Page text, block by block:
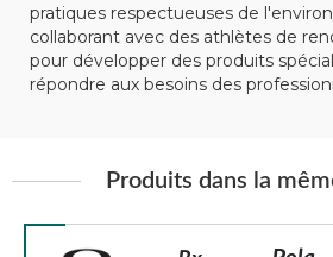
pratiques respectueuses de
collaborant avec des athlètes de
pour développer des produits
répondre aux besoins des
Produits dans la